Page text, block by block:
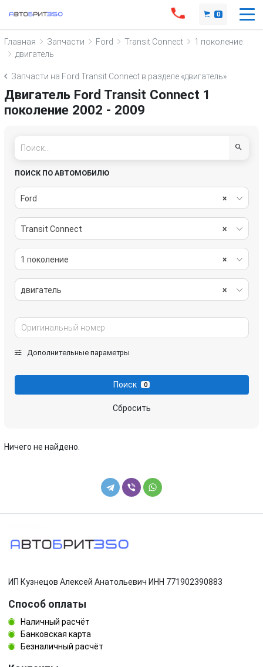
0
Главная Запчасти Ford Transit Connect
1 поколение
двигатель
Запчасти на Ford Transit Connect в разделе «двигатель»
Двигатель Ford Transit Connect 1
поколение 2002 - 2009
ПОИСК ПО АВТОМОБИЛЮ
×
Ford
×
Transit Connect
×
1 поколение
×
двигатель
Дополнительные параметры
Поиск 0
Сбросить
Ничего не найдено.
ИП Кузнецов Алексей Анатольевич ИНН 771902390883
Способ оплаты
Наличный расчёт
Банковская карта
Безналичный расчёт